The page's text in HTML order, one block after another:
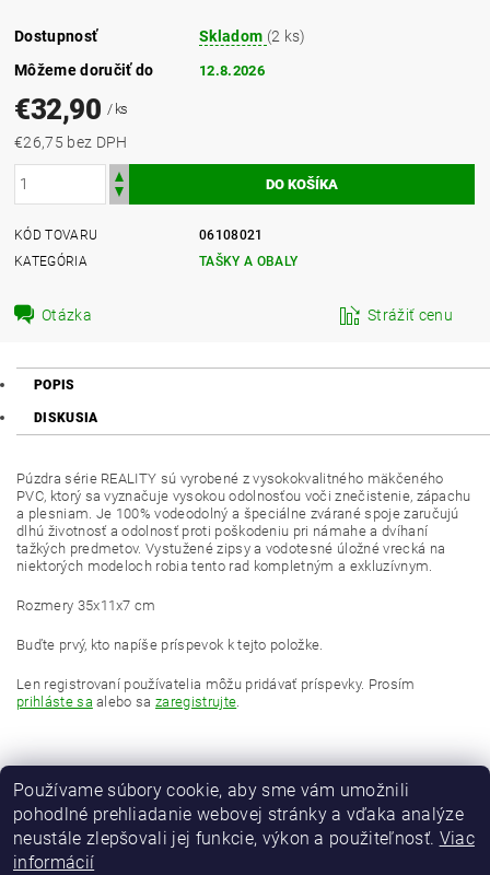
Dostupnosť Skladom (2 ks)
Môžeme doručiť do
12.8.2026
€32,90 / ks
€26,75 bez DPH
KÓD TOVARU
06108021
KATEGÓRIA
TAŠKY A OBALY
Otázka Strážiť cenu
POPIS
DISKUSIA
Púzdra série REALITY sú vyrobené z vysokokvalitného mäkčeného
PVC, ktorý sa vyznačuje vysokou odolnosťou voči znečistenie, zápachu
a plesniam. Je 100% vodeodolný a špeciálne zvárané spoje zaručujú
dlhú životnosť a odolnosť proti poškodeniu pri námahe a dvíhaní
tažkých predmetov. Vystužené zipsy a vodotesné úložné vrecká na
niektorých modeloch robia tento rad kompletným a exkluzívnym.
Rozmery 35x11x7 cm
Buďte prvý, kto napíše príspevok k tejto položke.
Len registrovaní používatelia môžu pridávať príspevky. Prosím
prihláste sa alebo sazaregistrujte.
Používame súbory cookie, aby sme vám umožnili
pohodlné prehliadanie webovej stránky a vďaka analýze
neustále zlepšovali jej funkcie, výkon a použiteľnosť. Viac
informácií